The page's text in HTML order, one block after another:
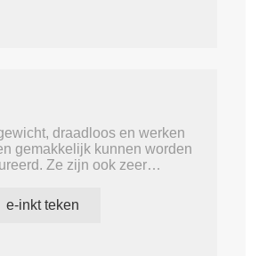
display
draadloos en werken
gemakkelijk kunnen worden
Ze zijn ook zeer
e-inkt teken